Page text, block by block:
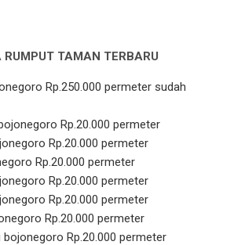
RUMPUT TAMAN TERBARU
Rp.250.000 permeter sudah
Rp.20.000 permeter
Rp.20.000 permeter
Rp.20.000 permeter
Rp.20.000 permeter
Rp.20.000 permeter
Rp.20.000 permeter
Rp.20.000 permeter